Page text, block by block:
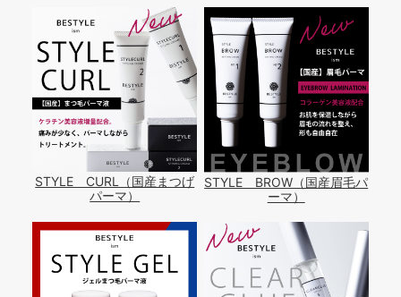
STYLE CURL（国産まつげ
パーマ）
STYLE BROW（国産眉毛パ
ーマ）